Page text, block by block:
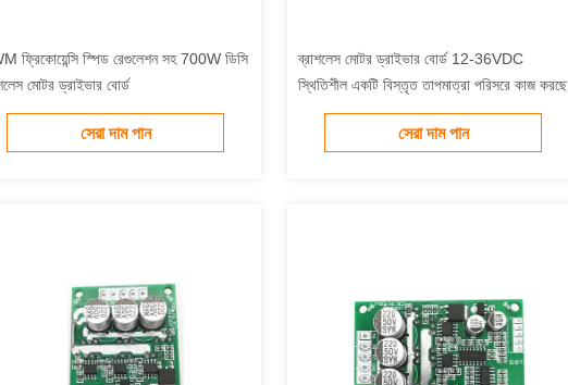
ফ্রিকোয়েন্সি স্পিড রেগুলেশন সহ 700W ডিসি
মোটর ড্রাইভার বোর্ড
সেরা দাম পান
ব্রাশলেস মোটর ড্রাইভার বোর্ড 12-36VDC
স্থিতিশীল একটি বিস্তৃত তাপমাত্রা পরিসরে কাজ করছে
সেরা দাম পান